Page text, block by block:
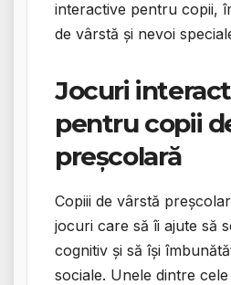
interactive pentru copii,
de vârstă și nevoi
Jocuri
pentru copii
preșcolară
Copiii de vârstă
jocuri care să îi ajute să
cognitiv și să își
sociale. Unele dintre